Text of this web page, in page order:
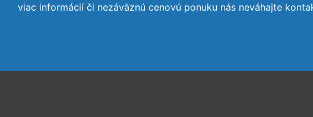
viac informácií či nezáväznú cenovú ponuku nás neváhajte